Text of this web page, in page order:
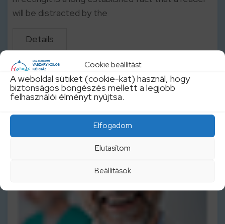
Cookie beállítást
A weboldal sütiket (cookie-kat) használ, hogy
biztonságos böngészés mellett a legjobb
felhasználói élményt nyújtsa.
Elfogadom
Elutasítom
Beállítások
will be distracted by the
Details